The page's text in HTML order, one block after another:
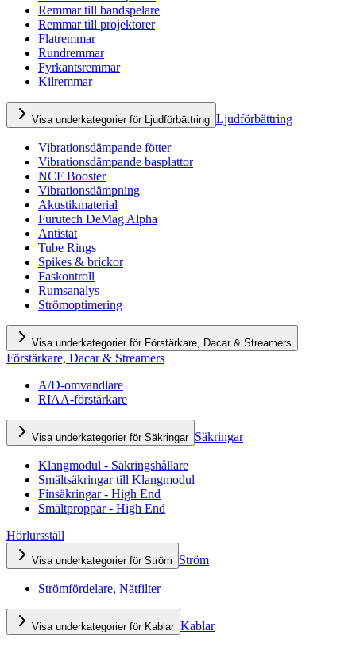
Remmar till bandspelare
Remmar till projektorer
Flatremmar
Rundremmar
Fyrkantsremmar
Kilremmar
Visa underkategorier för Ljudförbättring Ljudförbättring
Vibrationsdämpande fötter
Vibrationsdämpande basplattor
NCF Booster
Vibrationsdämpning
Akustikmaterial
Furutech DeMag Alpha
Antistat
Tube Rings
Spikes & brickor
Faskontroll
Rumsanalys
Strömoptimering
Visa underkategorier för Förstärkare, Dacar & Streamers
Förstärkare, Dacar & Streamers
A/D-omvandlare
RIAA-förstärkare
Visa underkategorier för Säkringar Säkringar
Klangmodul - Säkringshållare
Smältsäkringar till Klangmodul
Finsäkringar - High End
Smältproppar - High End
Hörlursställ
Visa underkategorier för Ström Ström
Strömfördelare, Nätfilter
Visa underkategorier för Kablar Kablar